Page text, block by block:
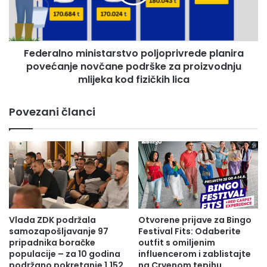
k
a
a
g
a
ž
m
a
i
z
b
o
t
a
r
s
t
v
o
p
o
l
j
o
Federalno ministarstvo poljoprivrede planira
povećanje novčane podrške za proizvodnju
mlijeka kod fizičkih lica
Povezani članci
Vlada ZDK podržala
samozapošljavanje 97
pripadnika boračke
populacije – za 10 godina
Otvorene prijave za Bingo
Festival Fits: Odaberite
outfit s omiljenim
influencerom i zablistajte